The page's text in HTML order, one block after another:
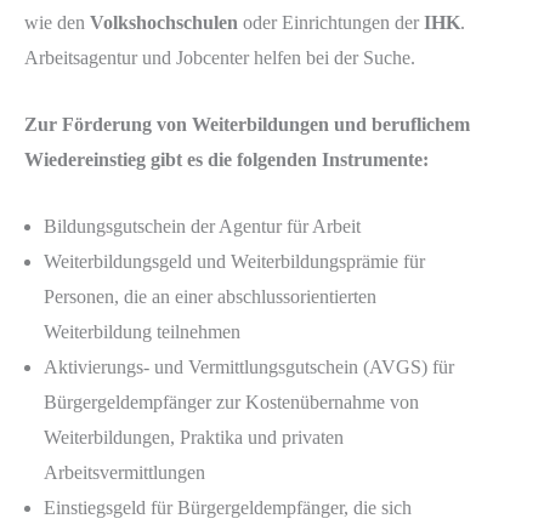
wie den Volkshochschulen oder Einrichtungen der IHK.
Arbeitsagentur und Jobcenter helfen bei der Suche.
Zur Förderung von Weiterbildungen und beruflichem
Wiedereinstieg gibt es die folgenden Instrumente:
Bildungsgutschein der Agentur für Arbeit
Weiterbildungsgeld und Weiterbildungsprämie für
Personen, die an einer abschlussorientierten
Weiterbildung teilnehmen
Aktivierungs- und Vermittlungsgutschein (AVGS) für
Bürgergeldempfänger zur Kostenübernahme von
Weiterbildungen, Praktika und privaten
Arbeitsvermittlungen
Einstiegsgeld für Bürgergeldempfänger, die sich